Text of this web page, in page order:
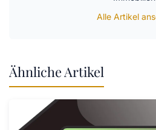
Alle Artikel
Ähnliche Artikel